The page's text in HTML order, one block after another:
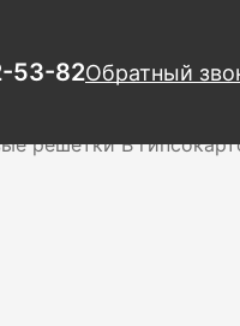
решетки В
53-82Обратный